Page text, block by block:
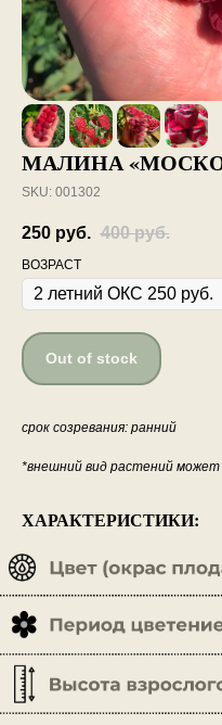
МАЛИНА
SKU: 001302
250 руб. 400 руб.
ВОЗРАСТ
Out of stock
срок созревания: ранний
*внешний вид растений может
ХАРАКТЕРИСТИКИ: